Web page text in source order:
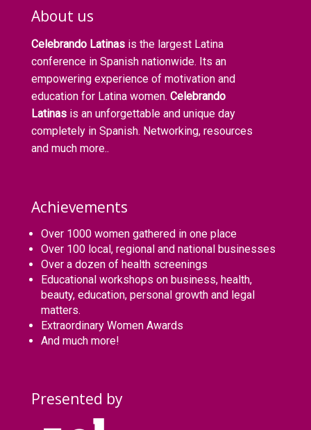
About us
Celebrando Latinas is the largest Latina
conference in Spanish nationwide. Its an
empowering experience of motivation and
education for Latina women. Celebrando
Latinas is an unforgettable and unique day
completely in Spanish. Networking, resources
and much more..
Achievements
Over 1000 women gathered in one place
Over 100 local, regional and national businesses
Over a dozen of health screenings
Educational workshops on business, health,
beauty, education, personal growth and legal
matters.
Extraordinary Women Awards
And much more!
Presented by